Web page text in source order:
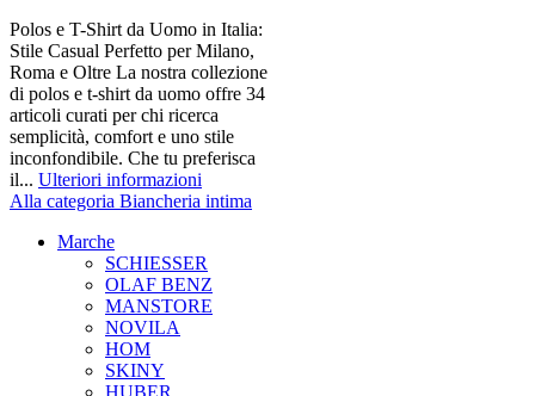
Polos e T-Shirt da Uomo in Italia:
Stile Casual Perfetto per Milano,
Roma e Oltre La nostra collezione
di polos e t-shirt da uomo offre 34
articoli curati per chi ricerca
semplicità, comfort e uno stile
inconfondibile. Che tu preferisca
il... Ulteriori informazioni
Alla categoria Biancheria intima
Marche
SCHIESSER
OLAF BENZ
MANSTORE
NOVILA
HOM
SKINY
HUBER